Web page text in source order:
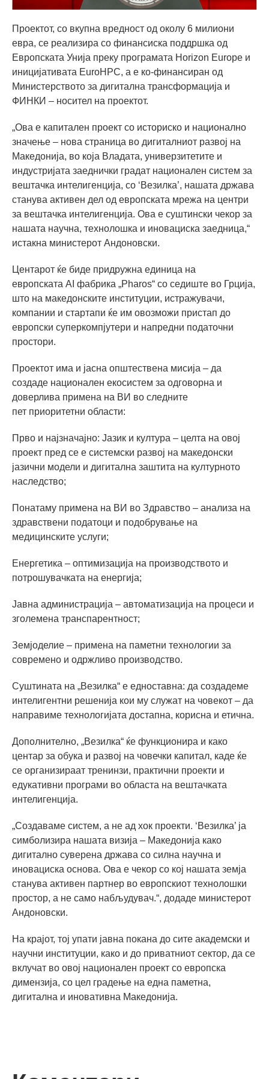
Проектот, со вкупна вредност од околу 6 милиони
евра, се реализира со финансиска поддршка од
Европската Унија преку програмата Horizon Europe и
иницијативата EuroHPC, а е ко-финансиран од
Министерството за дигитална трансформација и
ФИНКИ – носител на проектот.
„Ова е капитален проект со историско и национално
значење – нова страница во дигиталниот развој на
Македонија, во која Владата, универзитетите и
индустријата заеднички градат национален систем за
вештачка интелигенција, со ‘Везилка’, нашата држава
станува активен дел од европската мрежа на центри
за вештачка интелигенција. Ова е суштински чекор за
нашата научна, технолошка и иновациска заедница,“
истакна министерот Андоновски.
Центарот ќе биде придружна единица на
европската AI фабрика „Pharos“ со седиште во Грција,
што на македонските институции, истражувачи,
компании и стартапи ќе им овозможи пристап до
европски суперкомпјутери и напредни податочни
простори.
Проектот има и јасна општествена мисија – да
создаде национален екосистем за одговорна и
доверлива примена на ВИ во следните
пет приоритетни области:
Прво и најзначајно: Јазик и култура – целта на овој
проект пред се е системски развој на македонски
јазични модели и дигитална заштита на културното
наследство;
Понатаму примена на ВИ во Здравство – анализа на
здравствени податоци и подобрување на
медицинските услуги;
Енергетика – оптимизација на производството и
потрошувачката на енергија;
Јавна администрација – автоматизација на процеси и
зголемена транспарентност;
Земјоделие – примена на паметни технологии за
современо и одржливо производство.
Суштината на „Везилка“ е едноставна: да создадеме
интелигентни решенија кои му служат на човекот – да
направиме технологијата достапна, корисна и етична.
Дополнително, „Везилка“ ќе функционира и како
центар за обука и развој на човечки капитал, каде ќе
се организираат тренинзи, практични проекти и
едукативни програми во областа на вештачката
интелигенција.
„Создаваме систем, а не ад хок проекти. ‘Везилка’ ја
симболизира нашата визија – Македонија како
дигитално суверена држава со силна научна и
иновациска основа. Ова е чекор со кој нашата земја
станува активен партнер во европскиот технолошки
простор, а не само набљудувач.“, додаде министерот
Андоновски.
На крајот, тој упати јавна покана до сите академски и
научни институции, како и до приватниот сектор, да се
вклучат во овој национален проект со европска
димензија, со цел градење на една паметна,
дигитална и иновативна Македонија.